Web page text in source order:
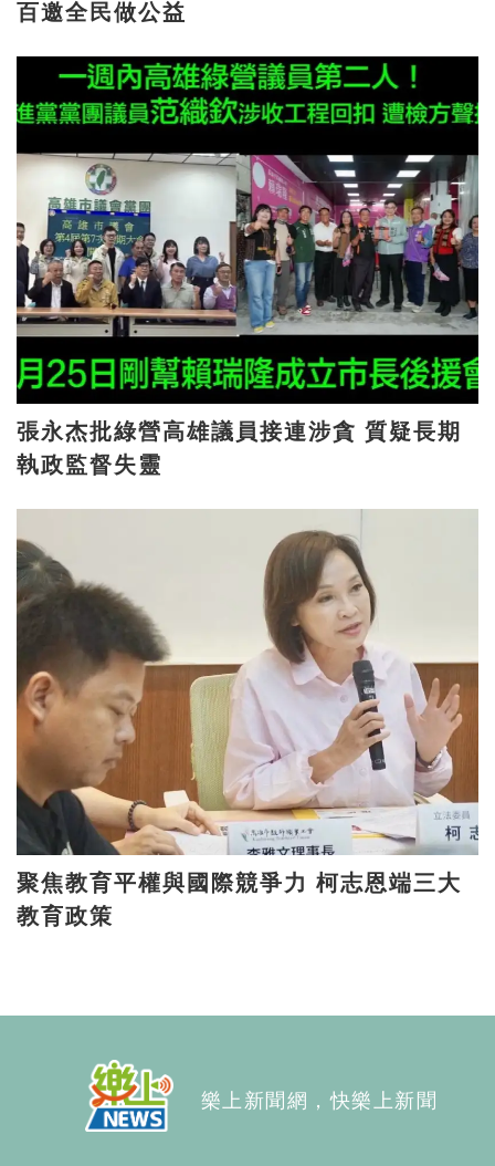
百邀全民做公益
張永杰批綠營高雄議員接連涉貪 質疑長期
執政監督失靈
聚焦教育平權與國際競爭力 柯志恩端三大
教育政策
樂上新聞網，快樂上新聞